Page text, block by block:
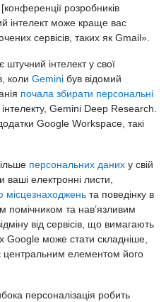
розробників
інтелект може краще вас
сервісів, таких як Gmail».
штучний інтелект у свої
коли Gemini був відомий
почала збирати персональні
Gemini Deep Research.
Google Workspace, такі
персональних даних у свій
електронні листи,
місцезнаходжень та поведінку в
помічником та нав’язливим
від сервісів, що вимагають
Google може стати складніше,
центральним елементом його
персоналізація робить